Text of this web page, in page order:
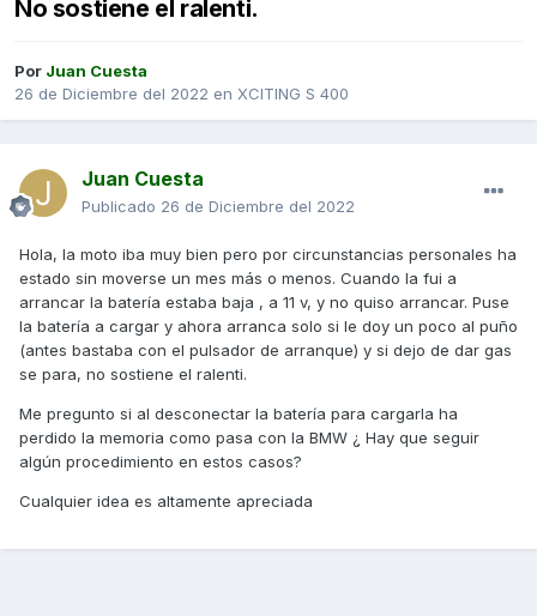
No sostiene el ralenti.
Por Juan Cuesta
26 de Diciembre del 2022 en XCITING S 400
Juan Cuesta
Publicado 26 de Diciembre del 2022
Hola, la moto iba muy bien pero por circunstancias personales ha
estado sin moverse un mes más o menos. Cuando la fui a
arrancar la batería estaba baja , a 11 v, y no quiso arrancar. Puse
la batería a cargar y ahora arranca solo si le doy un poco al puño
(antes bastaba con el pulsador de arranque) y si dejo de dar gas
se para, no sostiene el ralenti.
Me pregunto si al desconectar la batería para cargarla ha
perdido la memoria como pasa con la BMW ¿ Hay que seguir
algún procedimiento en estos casos?
Cualquier idea es altamente apreciada